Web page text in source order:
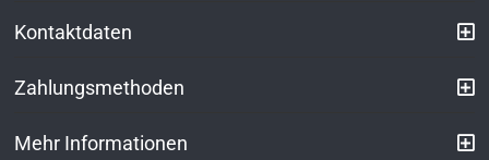
Kontaktdaten
Zahlungsmethoden
Mehr Informationen